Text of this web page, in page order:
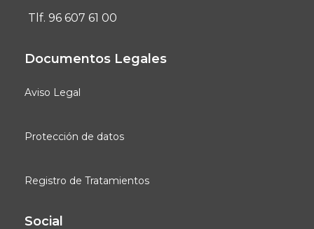
Tlf. 96 607 61 00
Documentos Legales
Aviso Legal
Protección de datos
Registro de Tratamientos
Social